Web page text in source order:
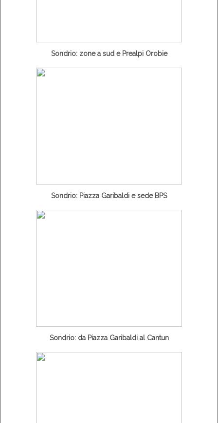
Sondrio: zone a sud e Prealpi Orobie
Sondrio: Piazza Garibaldi e sede BPS
Sondrio: da Piazza Garibaldi al Cantun